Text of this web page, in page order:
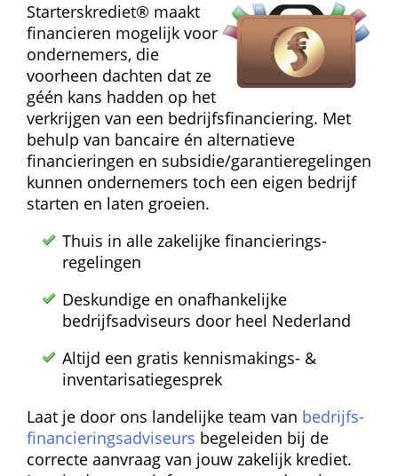
Starterskrediet® maakt
financieren mogelijk voor
ondernemers, die
voorheen dachten dat ze
géén kans hadden op het
verkrijgen van een bedrijfs­financiering. Met
behulp van bancaire én alternatieve
financieringen en subsidie/garantie­regelingen
kunnen ondernemers toch een eigen bedrijf
starten en laten groeien.
Thuis in alle zakelijke financierings­
regelingen
Deskundige en onafhankelijke
bedrijfsadviseurs door heel Nederland
Altijd een gratis kennismakings- &
inventarisatie­gesprek
Laat je door ons landelijke team van bedrijfs­
financierings­adviseurs begeleiden bij de
correcte aanvraag van jouw zakelijk krediet.